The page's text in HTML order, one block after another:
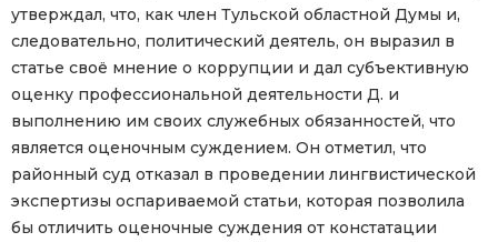
утверждал, что, как член Тульской областной Думы и,
следовательно, политический деятель, он выразил в
статье своё мнение о коррупции и дал субъективную
оценку профессиональной деятельности Д. и
выполнению им своих служебных обязанностей, что
является оценочным суждением. Он отметил, что
районный суд отказал в проведении лингвистической
экспертизы оспариваемой статьи, которая позволила
бы отличить оценочные суждения от констатации